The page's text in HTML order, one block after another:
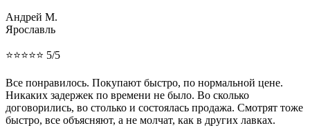
Андрей М.
Ярославль
⭐⭐⭐⭐⭐ 5/5
Все понравилось. Покупают быстро, по нормальной цене.
Никаких задержек по времени не было. Во сколько
договорились, во столько и состоялась продажа. Смотрят тоже
быстро, все объясняют, а не молчат, как в других лавках.